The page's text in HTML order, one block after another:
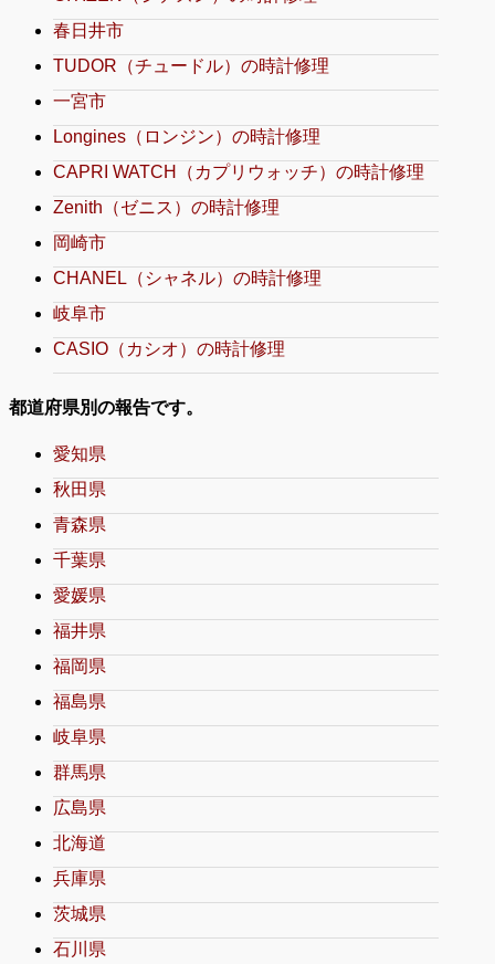
春日井市
TUDOR（チュードル）の時計修理
一宮市
Longines（ロンジン）の時計修理
CAPRI WATCH（カプリウォッチ）の時計修理
Zenith（ゼニス）の時計修理
岡崎市
CHANEL（シャネル）の時計修理
岐阜市
CASIO（カシオ）の時計修理
都道府県別の報告です。
愛知県
秋田県
青森県
千葉県
愛媛県
福井県
福岡県
福島県
岐阜県
群馬県
広島県
北海道
兵庫県
茨城県
石川県